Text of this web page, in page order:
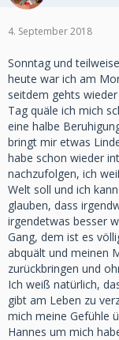
4. September 2018
Sonntag und
heute war ich am
seitdem gehts
Tag quäle ich mich
eine halbe
bringt mir etwas
habe schon wieder
nachzufolgen, ich
Welt soll und ich
glauben, dass
irgendetwas besser
Gang, dem ist es
abquält und meinen
zurückbringen und
Ich weiß natürlich,
gibt am Leben zu
mich meine Gefühle
Hannes um mich